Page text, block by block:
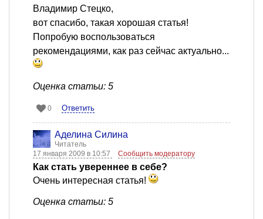
Владимир Стецко,
вот спасибо, такая хорошая статья!
Попробую воспользоваться
рекомендациями, как раз сейчас актуально...
Оценка статьи: 5
0 Ответить
Аделина Силина
Читатель
17 января 2009 в 10:57
Сообщить модератору
Как стать увереннее в себе?
Очень интересная статья!
Оценка статьи: 5